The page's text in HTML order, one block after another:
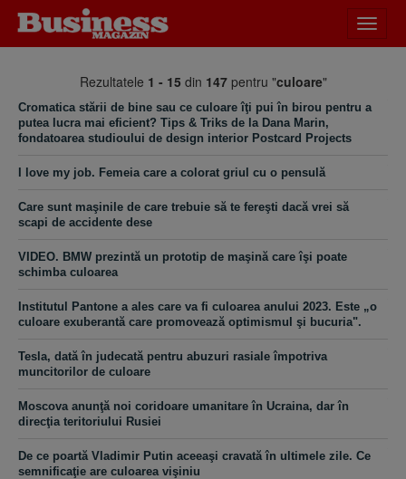
meniu
Rezultatele 1 - 15 din 147pentru "culoare"
Cromatica stării de bine sau ce culoare îţi pui în birou pentru a
putea lucra mai eficient? Tips & Triks de la Dana Marin,
fondatoarea studioului de design interior Postcard Projects
I love my job. Femeia care a colorat griul cu o pensulă
Care sunt maşinile de care trebuie să te fereşti dacă vrei să
scapi de accidente dese
VIDEO. BMW prezintă un prototip de maşină care îşi poate
schimba culoarea
Institutul Pantone a ales care va fi culoarea anului 2023. Este „o
culoare exuberantă care promovează optimismul şi bucuria".
Tesla, dată în judecată pentru abuzuri rasiale împotriva
muncitorilor de culoare
Moscova anunţă noi coridoare umanitare în Ucraina, dar în
direcţia teritoriului Rusiei
De ce poartă Vladimir Putin aceeaşi cravată în ultimele zile. Ce
semnificaţie are culoarea vişiniu